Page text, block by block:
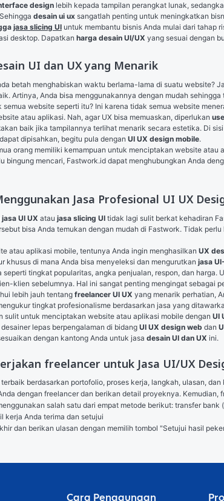
design lebih kepada tampilan perangkat lunak,
desain ui ux sangatlah penting untuk meningkatkan
jasa slicing UI untuk membantu bisnis Anda mulai dari tahap
desktop. Dapatkan harga desain UI/UX yang sesuai dengan
UI dan UX yang Menarik
betah menghabiskan waktu berlama-lama di suatu website?
Artinya, Anda bisa menggunakannya dengan mudah
semua website seperti itu? Ini karena tidak semua website
atau aplikasi. Nah, agar UX bisa memuaskan, diperlukan
baik jika tampilannya terlihat menarik secara estetika. Di
dipisahkan, begitu pula dengan UI UX design mobile.
orang memiliki kemampuan untuk menciptakan website atau
bingung mencari, Fastwork.id dapat menghubungkan Anda
Jasa Profesional UI UX
jasa UI UX atau jasa slicing UI tidak lagi sulit berkat kehadiran
bisa Anda temukan dengan mudah di Fastwork. Tidak
atau aplikasi mobile, tentunya Anda ingin menghasilkan UX
khusus di mana Anda bisa menyeleksi dan mengurutkan jasa
seperti tingkat popularitas, angka penjualan, respon, dan harga.
klien sebelumnya. Hal ini sangat penting mengingat sebagai
lebih jauh tentang freelancer UI UX yang menarik perhatian,
tingkat profesionalisme berdasarkan jasa yang
sulit untuk menciptakan website atau aplikasi mobile dengan UI
lepas berpengalaman di bidang UI UX design web dan
dengan kantong Anda untuk jasa desain UI dan UX ini.
freelancer untuk Jasa UI/UX
berdasarkan portofolio, proses kerja, langkah, ulasan, dan
dengan freelancer dan berikan detail proyeknya.
salah satu dari empat metode berikut: transfer
kerja Anda terima dan setujui
dan berikan ulasan dengan memilih tombol "Setujui hasil
Cara Penggunaan